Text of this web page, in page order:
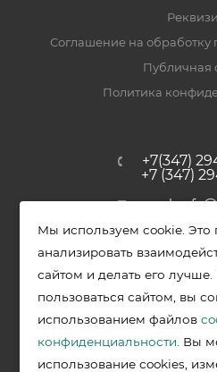
Соглашение на обработку
Публичная
Политика
+7(347)
+7 (347)
upak-
Уфимский
Полевая,
2026 © Меркурий -
Мы используем cookie. Это
анализировать
сайтом и делать его
пользоваться сайтом, вы
использованием файлов
конфиденциальности . Вы
использование cookies,